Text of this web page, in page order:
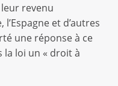
revenu
et d’autres
une réponse à ce
loi un « droit à